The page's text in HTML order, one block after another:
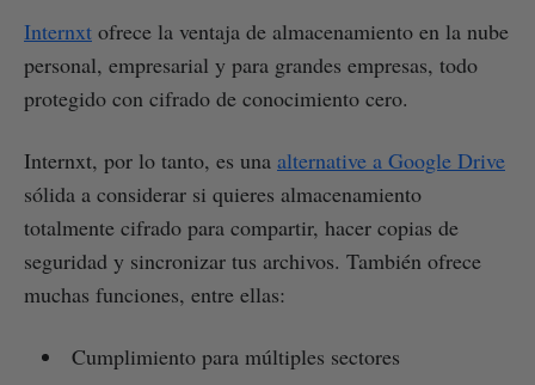
Internxt ofrece la ventaja de almacenamiento en la nube
personal, empresarial y para grandes empresas, todo
protegido con cifrado de conocimiento cero.
Internxt, por lo tanto, es una alternative a Google Drive
sólida a considerar si quieres almacenamiento
totalmente cifrado para compartir, hacer copias de
seguridad y sincronizar tus archivos. También ofrece
muchas funciones, entre ellas:
Cumplimiento para múltiples sectores